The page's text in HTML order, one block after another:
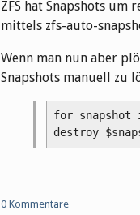
ZFS hat Snapshots um
mittels zfs-auto-
Wenn man nun aber
Snapshots manuell zu
for
destroy
0 Kommentare